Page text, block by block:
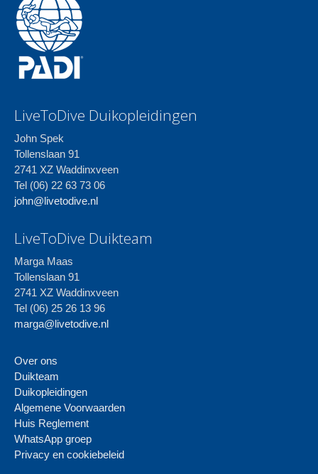
LiveToDive Duikopleidingen
John Spek
Tollenslaan 91
2741 XZ Waddinxveen
Tel (06) 22 63 73 06
john@livetodive.nl
LiveToDive Duikteam
Marga Maas
Tollenslaan 91
2741 XZ Waddinxveen
Tel (06) 25 26 13 96
marga@livetodive.nl
Over ons
Duikteam
Duikopleidingen
Algemene Voorwaarden
Huis Reglement
WhatsApp groep
Privacy en cookiebeleid